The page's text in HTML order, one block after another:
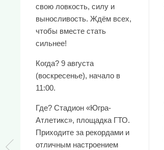
свою ловкость, силу и
выносливость. Ждём всех,
чтобы вместе стать
сильнее!
Когда? 9 августа
(воскресенье), начало в
11:00.
Где? Стадион «Югра-
Атлетикс», площадка ГТО.
Приходите за рекордами и
отличным настроением